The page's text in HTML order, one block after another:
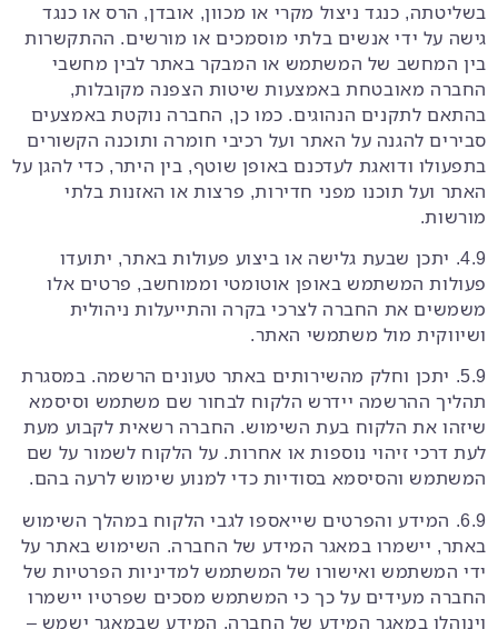
בשליטתה, כנגד ניצול מקרי או מכוון, אובדן, הרס או כנגד
גישה על ידי אנשים בלתי מוסמכים או מורשים. ההתקשרות
בין המחשב של המשתמש או המבקר באתר לבין מחשבי
החברה מאובטחת באמצעות שיטות הצפנה מקובלות,
בהתאם לתקנים הנהוגים. כמו כן, החברה נוקטת באמצעים
סבירים להגנה על האתר ועל רכיבי חומרה ותוכנה הקשורים
בתפעולו ודואגת לעדכנם באופן שוטף, בין היתר, כדי להגן על
האתר ועל תוכנו מפני חדירות, פרצות או האזנות בלתי
מורשות.
4.9. יתכן שבעת גלישה או ביצוע פעולות באתר, יתועדו
פעולות המשתמש באופן אוטומטי וממוחשב, פרטים אלו
משמשים את החברה לצרכי בקרה והתייעלות ניהולית
ושיווקית מול משתמשי האתר.
5.9. יתכן וחלק מהשירותים באתר טעונים הרשמה. במסגרת
תהליך ההרשמה יידרש הלקוח לבחור שם משתמש וסיסמא
שיזהו את הלקוח בעת השימוש. החברה רשאית לקבוע מעת
לעת דרכי זיהוי נוספות או אחרות. על הלקוח לשמור על שם
המשתמש והסיסמא בסודיות כדי למנוע שימוש לרעה בהם.
6.9. המידע והפרטים שייאספו לגבי הלקוח במהלך השימוש
באתר, יישמרו במאגר המידע של החברה. השימוש באתר על
ידי המשתמש ואישורו של המשתמש למדיניות הפרטיות של
החברה מעידים על כך כי המשתמש מסכים שפרטיו יישמרו
וינוהלו במאגר המידע של החברה. המידע שבמאגר ישמש –